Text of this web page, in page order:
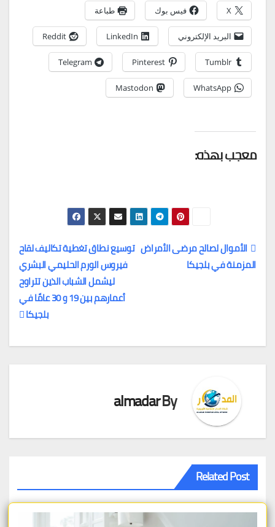
X فيس بوك طباعة
البريد الإلكتروني LinkedIn
Reddit
Tumblr
Pinterest
Telegram
WhatsApp
Mastodon
معجب بهذه:
تصفّح
توسيع نطاق تغطية تكاليف لقاح
فيروس الورم الحليمي البشري
ليشمل الشباب الذين تتراوح
أعمارهم بين 19 و 30 عامًا في
بلجيكا
الأموال لصالح مرضى الأمراض
المزمنة في بلجيكا
By
almadar
Related Post